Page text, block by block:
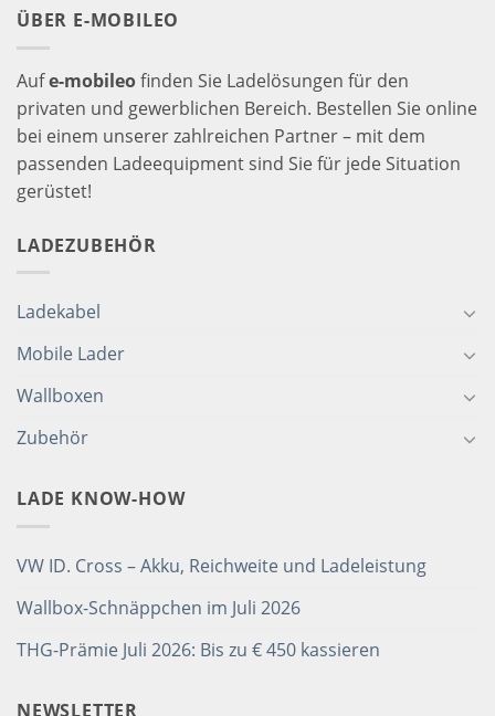
ÜBER E-MOBILEO
Aufe-mobileofinden Sie Ladelösungen für den
privaten und gewerblichen Bereich. Bestellen Sie online
bei einem unserer zahlreichen Partner – mit dem
passenden Ladeequipment sind Sie für jede Situation
gerüstet!
LADEZUBEHÖR
Ladekabel
Mobile Lader
Wallboxen
Zubehör
LADE KNOW-HOW
VW ID. Cross – Akku, Reichweite und Ladeleistung
Wallbox-Schnäppchen im Juli 2026
THG-Prämie Juli 2026: Bis zu € 450 kassieren
NEWSLETTER